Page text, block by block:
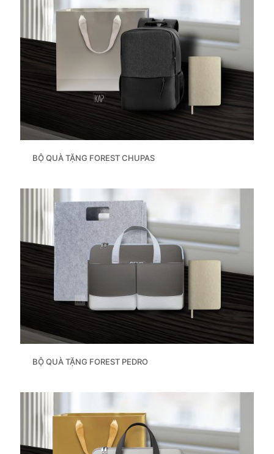
BỘ QUÀ TẶNG FOREST CHUPAS
BỘ QUÀ TẶNG FOREST PEDRO